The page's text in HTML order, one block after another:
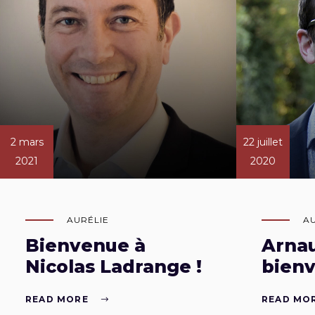
2 mars
2021
AURÉLIE
Bienvenue à
Nicolas Ladrange !
READ MORE
22 juillet
2020
READ